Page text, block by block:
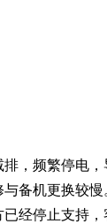
，频繁停电
备机更换较慢
经停止支持